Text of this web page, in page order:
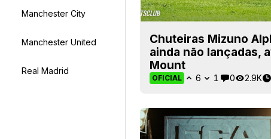
Manchester City
Manchester United
Real Madrid
Chuteiras Mizuno
ainda não lançadas,
Mount
OFICIAL 6 1 0 2.9K